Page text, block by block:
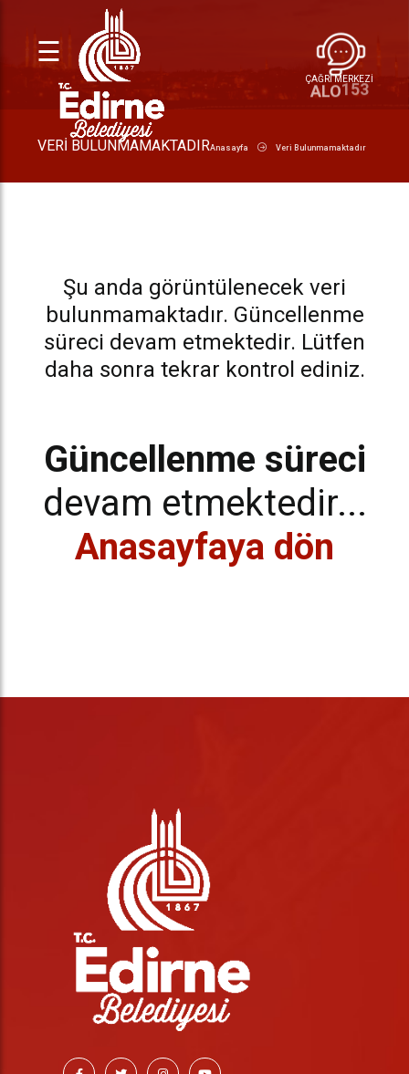
☰
ÇAĞRI MERKEZİ
ALO153
VERI BULUNMAMAKTADIRAnasayfa Veri Bulunmamaktadır
Şu anda görüntülenecek veri
bulunmamaktadır. Güncellenme
süreci devam etmektedir. Lütfen
daha sonra tekrar kontrol ediniz.
Güncellenme süreci
devam etmektedir...
Anasayfaya dön